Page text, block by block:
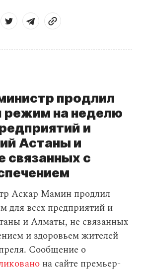
продлил
режим на неделю
и
Астаны и
связанных с
Аскар Мамин продлил
для всех предприятий и
и Алматы, не связанных
и здоровьем жителей
Сообщение о
на сайте премьер-